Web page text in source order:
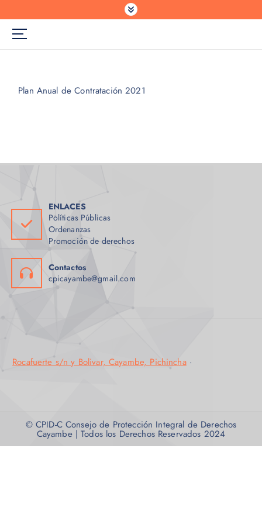
Plan Anual de Contratación 2021
ENLACES
Políticas Públicas
Ordenanzas
Promoción de derechos
Contactos
cpicayambe@gmail.com
Rocafuerte s/n y Bolivar, Cayambe, Pichincha·
© CPID-C Consejo de Protección Integral de Derechos
Cayambe | Todos los Derechos Reservados 2024